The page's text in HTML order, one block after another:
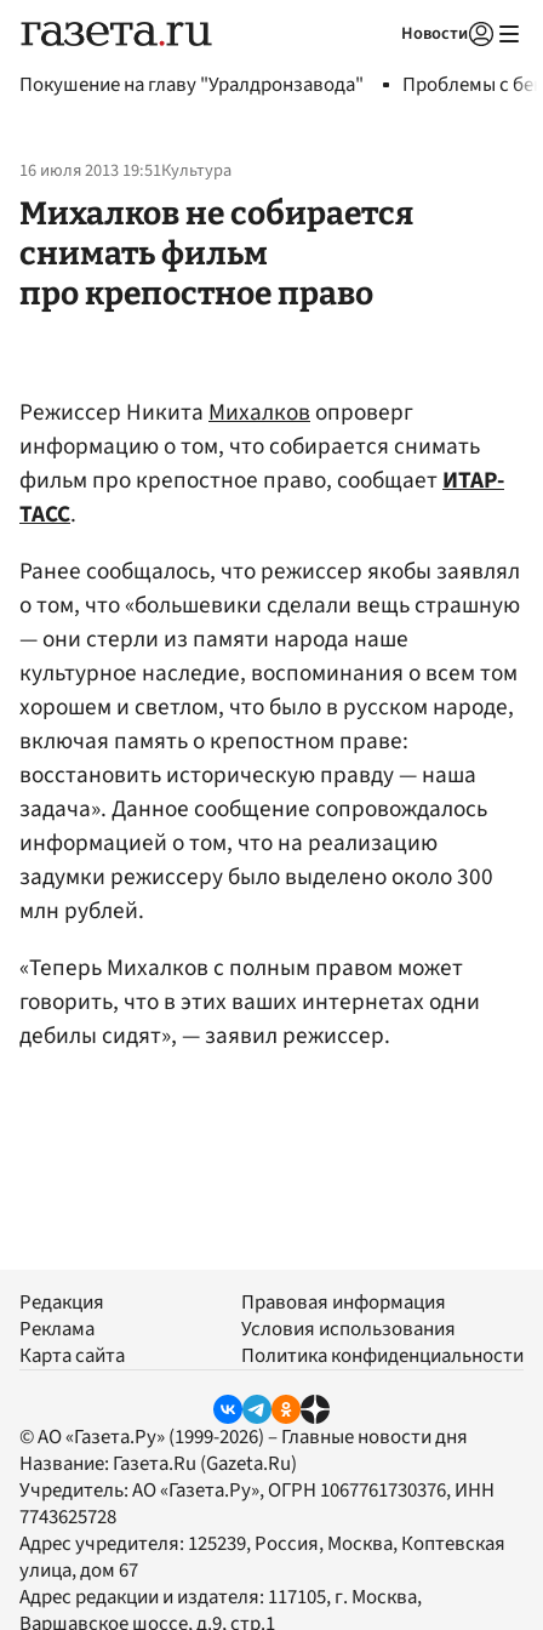
Новости
Покушение на главу "Уралдронзавода" Проблемы с
16 июля 2013 19:51Культура
Михалков не собирается
снимать фильм
про крепостное право
Режиссер НикитаМихалковопроверг
информацию о том, что собирается снимать
фильм про крепостное право, сообщаетИТАР-
ТАСС.
Ранее сообщалось, что режиссер якобы заявлял
о том, что «большевики сделали вещь страшную
— они стерли из памяти народа наше
культурное наследие, воспоминания о всем том
хорошем и светлом, что было в русском народе,
включая память о крепостном праве:
восстановить историческую правду — наша
задача». Данное сообщение сопровождалось
информацией о том, что на реализацию
задумки режиссеру было выделено около 300
млн рублей.
«Теперь Михалков с полным правом может
говорить, что в этих ваших интернетах одни
дебилы сидят», — заявил режиссер.
Редакция
Реклама
Карта сайта
Правовая информация
Условия использования
Политика конфиденциальности
© АО «Газета.Ру» (1999-2026) – Главные новости дня
Название: Газета.Ru (Gazeta.Ru)
Учредитель:АО «Газета.Ру», ОГРН 1067761730376, ИНН
7743625728
Адрес учредителя: 125239, Россия, Москва, Коптевская
улица, дом 67
Адрес редакции и издателя: 117105, г. Москва,
Варшавское шоссе, д.9, стр.1